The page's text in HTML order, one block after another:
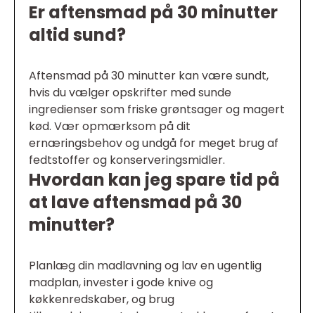
Er aftensmad på 30 minutter
altid sund?
Aftensmad på 30 minutter kan være sundt,
hvis du vælger opskrifter med sunde
ingredienser som friske grøntsager og magert
kød. Vær opmærksom på dit
ernæringsbehov og undgå for meget brug af
fedtstoffer og konserveringsmidler.
Hvordan kan jeg spare tid på
at lave aftensmad på 30
minutter?
Planlæg din madlavning og lav en ugentlig
madplan, invester i gode knive og
køkkenredskaber, og brug